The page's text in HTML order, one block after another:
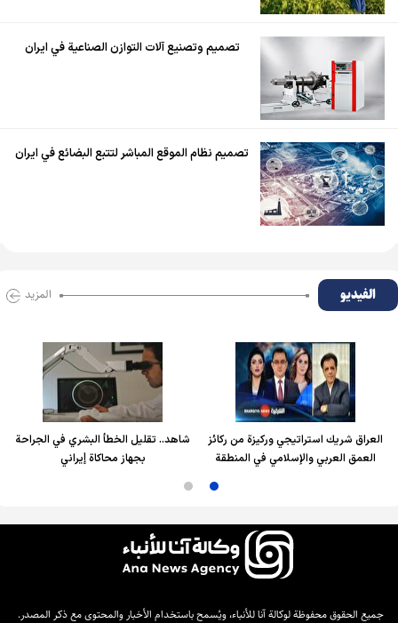
تصميم وتصنيع آلات التوازن الصناعية في ايران
تصميم نظام الموقع المباشر لتتبع البضائع في ايران
الفیدیو المزید
العراق شريك استراتيجي وركيزة من ركائز
العمق العربي والإسلامي في المنطقة
شاهد.. تقليل الخطأ البشري في الجراحة
بجهاز محاكاة إيراني
جميع الحقوق محفوظة لوكالة آنا للأنباء، ويُسمح باستخدام الأخبار والمحتوى مع ذكر المصدر.